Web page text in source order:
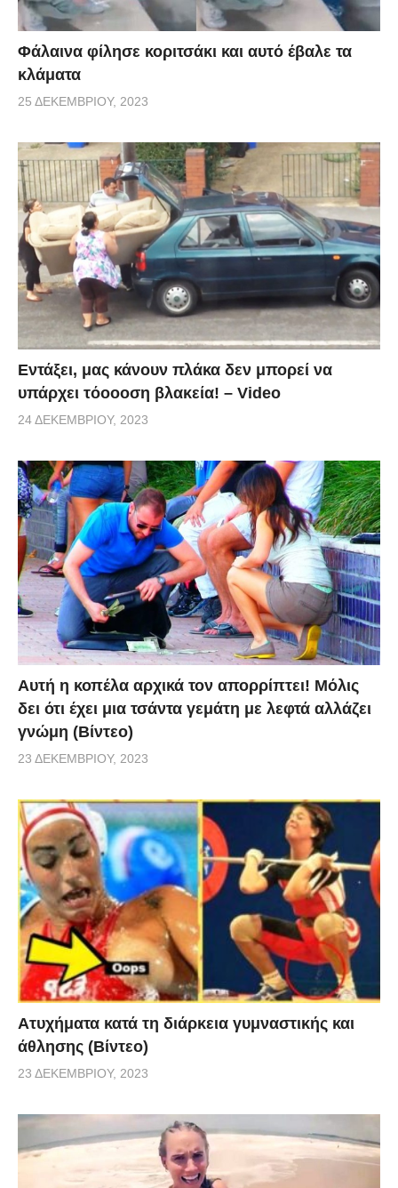
Φάλαινα φίλησε κοριτσάκι και αυτό έβαλε τα
κλάματα
25 ΔΕΚΕΜΒΡΊΟΥ, 2023
Εντάξει, μας κάνουν πλάκα δεν μπορεί να
υπάρχει τόοοοση βλακεία! – Video
24 ΔΕΚΕΜΒΡΊΟΥ, 2023
Αυτή η κοπέλα αρχικά τον απορρίπτει! Μόλις
δει ότι έχει μια τσάντα γεμάτη με λεφτά αλλάζει
γνώμη (Βίντεο)
23 ΔΕΚΕΜΒΡΊΟΥ, 2023
Aτυχήματα κατά τη διάρκεια γυμναστικής και
άθλησης (Βίντεο)
23 ΔΕΚΕΜΒΡΊΟΥ, 2023